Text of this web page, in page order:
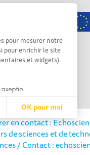
pour mesurer notre
pour enrichir le site
et widgets).
OK pour moi
: Personnalisez vos
et de gérer vos
en contact :
de sciences et de
/ Contact :